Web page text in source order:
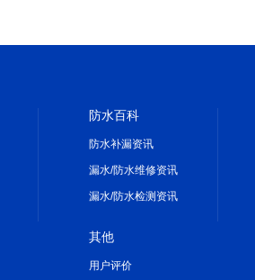
防水百科
防水补漏资讯
漏水/防水维修资讯
漏水/防水检测资讯
其他
用户评价